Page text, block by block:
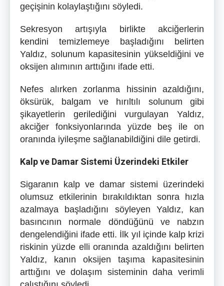
geçişinin kolaylaştığını söyledi.
Sekresyon artışıyla birlikte akciğerlerin
kendini temizlemeye başladığını belirten
Yaldız, solunum kapasitesinin yükseldiğini ve
oksijen alımının arttığını ifade etti.
Nefes alırken zorlanma hissinin azaldığını,
öksürük, balgam ve hırıltılı solunum gibi
şikayetlerin gerilediğini vurgulayan Yaldız,
akciğer fonksiyonlarında yüzde beş ile on
oranında iyileşme sağlanabildiğini dile getirdi.
Kalp ve Damar Sistemi Üzerindeki Etkiler
Sigaranın kalp ve damar sistemi üzerindeki
olumsuz etkilerinin bırakıldıktan sonra hızla
azalmaya başladığını söyleyen Yaldız, kan
basıncının normale döndüğünü ve nabzın
dengelendiğini ifade etti. İlk yıl içinde kalp krizi
riskinin yüzde elli oranında azaldığını belirten
Yaldız, kanın oksijen taşıma kapasitesinin
arttığını ve dolaşım sisteminin daha verimli